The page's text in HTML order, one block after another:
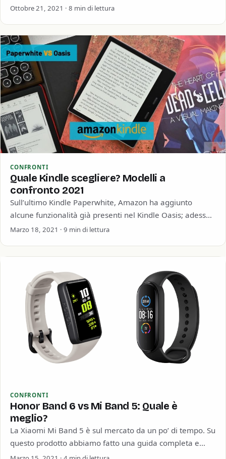
presentati: Amazfit GTR…
Ottobre 21, 2021 · 8 min di lettura
CONFRONTI
Quale Kindle scegliere? Modelli a
confronto 2021
Sull’ultimo Kindle Paperwhite, Amazon ha aggiunto
alcune funzionalità già presenti nel Kindle Oasis; adesso
anche il Paperwhite è impermeabile e ha il…
Marzo 18, 2021 · 9 min di lettura
CONFRONTI
Honor Band 6 vs Mi Band 5: Quale è
meglio?
La Xiaomi Mi Band 5 è sul mercato da un po’ di tempo. Su
questo prodotto abbiamo fatto una guida completa e…